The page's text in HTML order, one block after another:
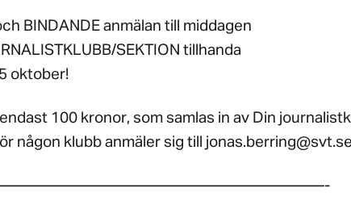
BINDANDE anmälan till middagen
SEKTION tillhanda
oktober!
100 kronor, som samlas in av Din
någon klubb anmäler sig till